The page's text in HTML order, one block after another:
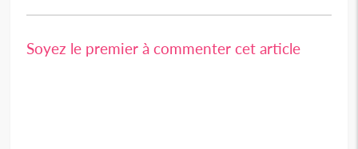
Soyez le premier à commenter cet article